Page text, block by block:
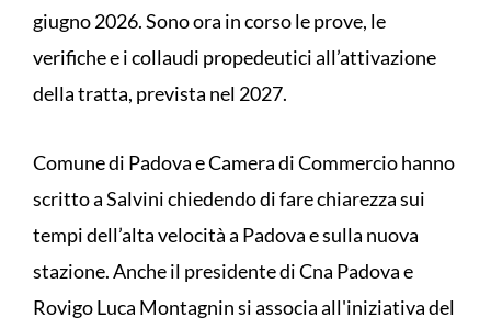
giugno 2026. Sono ora in corso le prove, le
verifiche e i collaudi propedeutici all’attivazione
della tratta, prevista nel 2027.
Comune di Padova e Camera di Commercio hanno
scritto a Salvini chiedendo di fare chiarezza sui
tempi dell’alta velocità a Padova e sulla nuova
stazione. Anche il presidente di Cna Padova e
Rovigo Luca Montagnin si associa all'iniziativa del